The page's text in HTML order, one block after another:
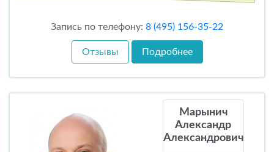
Запись по телефону: 8 (495) 156-35-22
Отзывы Подробнее
Марынич
Александр
Александрович